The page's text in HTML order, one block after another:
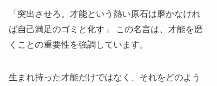
「突出させろ。才能という熱い原石は磨かなけれ
ば自己満足のゴミと化す」 この名言は、才能を磨
くことの重要性を強調しています。
生まれ持った才能だけではなく、それをどのよう